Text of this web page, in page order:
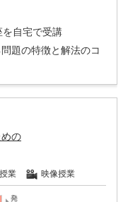
自宅で受講
題の特徴と解法のコ
の
業 映像授業